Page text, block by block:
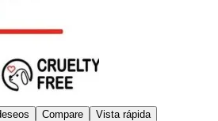
Compare Vista rápida